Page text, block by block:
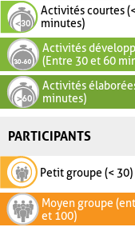
Activités courtes
minutes)
Activités
(Entre 30 et 60
Activités
minutes)
PARTICIPANTS
Petit groupe (< 30)
Moyen groupe
et 100)